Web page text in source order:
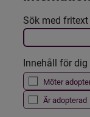
Filtrera
Det här
Sök med fritext
Innehåll för dig
Möter
Är adopterad